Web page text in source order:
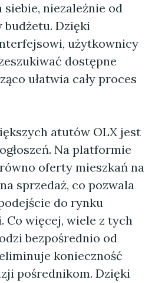
siebie, niezależnie od
Dzięki
użytkownicy
dostępne
ułatwia cały proces
atutów OLX jest
Na platformie
oferty mieszkań na
sprzedaż, co pozwala
do rynku
Co więcej, wiele z tych
bezpośrednio od
konieczność
pośrednikom. Dzięki